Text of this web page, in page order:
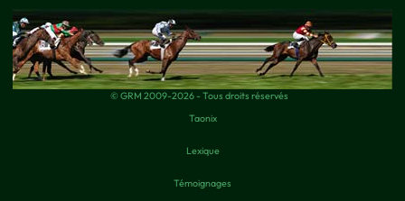
© GRM 2009-2026 - Tous droits réservés
Taonix
Lexique
Témoignages